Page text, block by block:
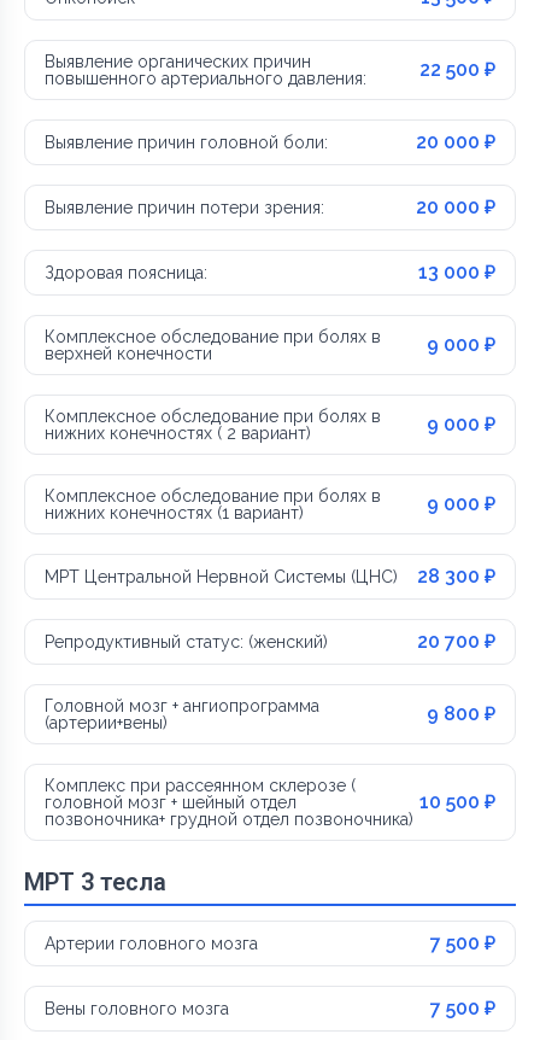
Выявление органических причин
повышенного артериального давления:
22 500 ₽
Выявление причин головной боли: 20 000 ₽
Выявление причин потери зрения: 20 000 ₽
Здоровая поясница: 13 000 ₽
Комплексное обследование при болях в
верхней конечности
9 000 ₽
Комплексное обследование при болях в
нижних конечностях ( 2 вариант)
9 000 ₽
Комплексное обследование при болях в
нижних конечностях (1 вариант)
9 000 ₽
МРТ Центральной Нервной Системы (ЦНС) 28 300 ₽
Репродуктивный статус: (женский) 20 700 ₽
Головной мозг + ангиопрограмма
(артерии+вены)
9 800 ₽
Комплекс при рассеянном склерозе (
головной мозг + шейный отдел
позвоночника+ грудной отдел позвоночника)
10 500 ₽
МРТ 3 тесла
Артерии головного мозга 7 500 ₽
Вены головного мозга 7 500 ₽